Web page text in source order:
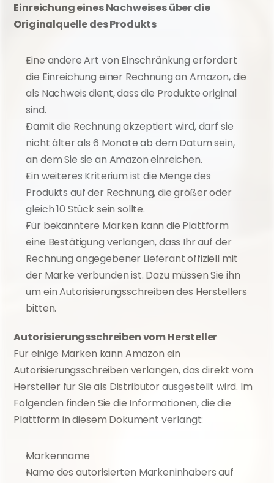
Einreichung eines Nachweises über die
Originalquelle des Produkts
Eine andere Art von Einschränkung erfordert
die Einreichung einer Rechnung an Amazon, die
als Nachweis dient, dass die Produkte original
sind.
Damit die Rechnung akzeptiert wird, darf sie
nicht älter als 6 Monate ab dem Datum sein,
an dem Sie sie an Amazon einreichen.
Ein weiteres Kriterium ist die Menge des
Produkts auf der Rechnung, die größer oder
gleich 10 Stück sein sollte.
Für bekanntere Marken kann die Plattform
eine Bestätigung verlangen, dass Ihr auf der
Rechnung angegebener Lieferant offiziell mit
der Marke verbunden ist. Dazu müssen Sie ihn
um ein Autorisierungsschreiben des Herstellers
bitten.
Autorisierungsschreiben vom Hersteller
Für einige Marken kann Amazon ein
Autorisierungsschreiben verlangen, das direkt vom
Hersteller für Sie als Distributor ausgestellt wird. Im
Folgenden finden Sie die Informationen, die die
Plattform in diesem Dokument verlangt:
Markenname
Name des autorisierten Markeninhabers auf